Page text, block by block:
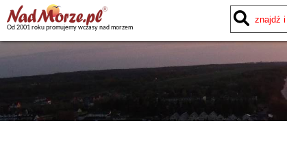
Od 2001 roku promujemy wczasy nad morzem